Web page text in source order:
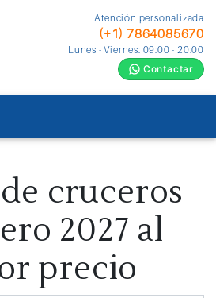
Atención personalizada
(+1) 7864085670
Lunes - Viernes: 09:00 - 20:00
Contactar
cruceros
2027 al
precio